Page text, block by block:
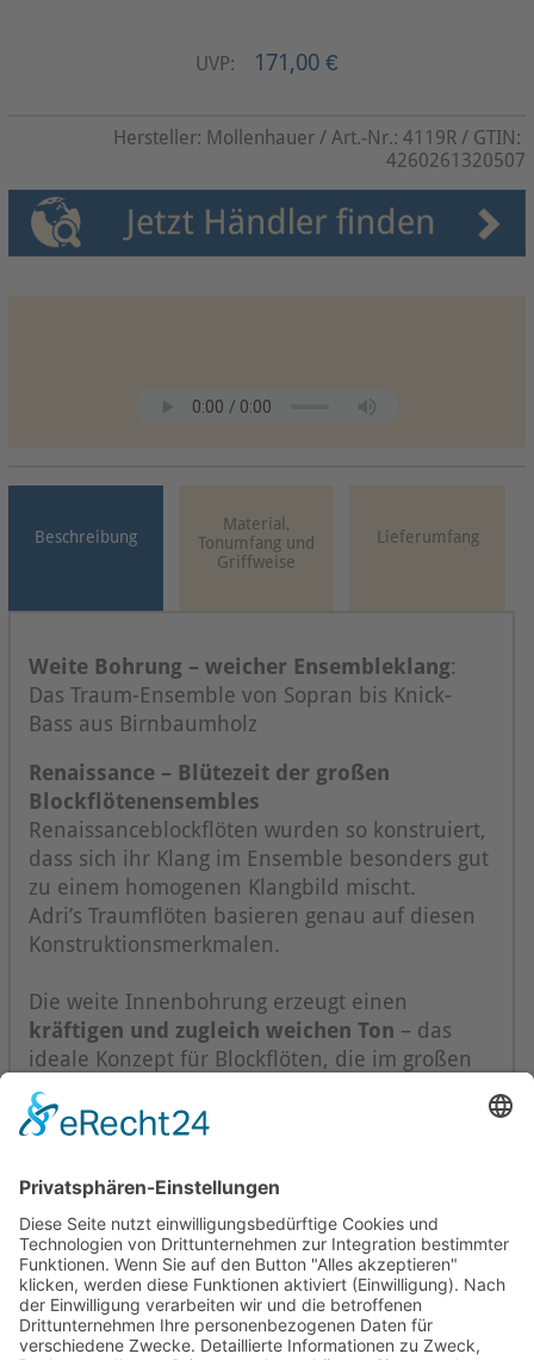
UVP: 171,00 €
Hersteller: Mollenhauer / Art.-Nr.: 4119R / GTIN:
4260261320507
Beschreibung
Material,
Tonumfang und
Griffweise
Lieferumfang
Weite Bohrung – weicher Ensembleklang:
Das Traum-Ensemble von Sopran bis Knick-
Bass aus Birnbaumholz
Renaissance – Blütezeit der großen
Blockflötenensembles
Renaissanceblockflöten wurden so konstruiert,
dass sich ihr Klang im Ensemble besonders gut
zu einem homogenen Klangbild mischt.
Adri’s Traumflöten basieren genau auf diesen
Konstruktionsmerkmalen.
Die weite Innenbohrung erzeugt einen
kräftigen und zugleich weichen Ton – das
ideale Konzept für Blockflöten, die im großen
Ensemble gespielt werden.
Mollenhauer Adresse
Downloads
Weitere Seiten